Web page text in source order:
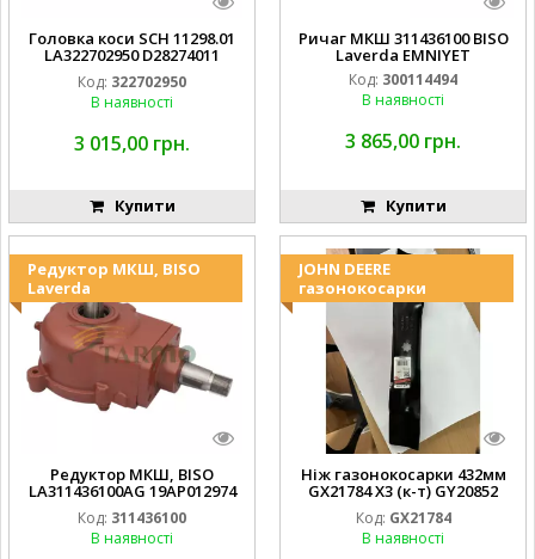
Головка коси SCH 11298.01
LA322702950 D28274011
Код: 322702950
В наявності
3 015,00 грн.
Купити
Ричаг МКШ 311436100 BISO
Laverda EMNIYET
Код: 300114494
В наявності
3 865,00 грн.
Купити
Редуктор МКШ, BISO
Laverda
Редуктор МКШ, BISO
LA311436100AG 19AP012974
Laverda EMNIYET
Код: 311436100
В наявності
JOHN DEERE
газонокосарки
Ніж газонокосарки 432мм
GX21784 X3 (к-т) GY20852
AM137757 AM141035
Код: GX21784
В наявності